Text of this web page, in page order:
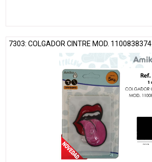
7303: COLGADOR CINTRE MOD. 1100838374